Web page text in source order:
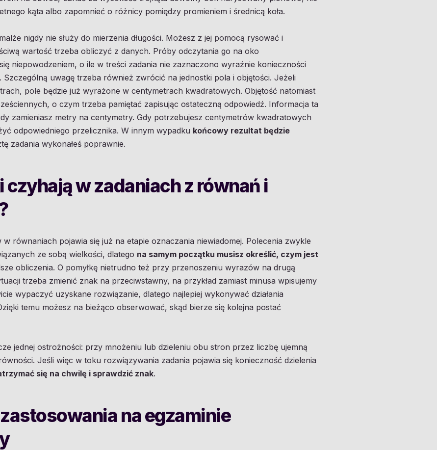
kąta albo zapomnieć o różnicy pomiędzy promieniem i średnicą koła.
nigdy nie służy do mierzenia długości. Możesz z jej pomocą rysować i
wartość trzeba obliczyć z danych. Próby odczytania go na oko
niepowodzeniem, o ile w treści zadania nie zaznaczono wyraźnie konieczności
uwagę trzeba również zwrócić na jednostki pola i objętości. Jeżeli
pole będzie już wyrażone w centymetrach kwadratowych. Objętość natomiast
o czym trzeba pamiętać zapisując ostateczną odpowiedź. Informacja ta
zamieniasz metry na centymetry. Gdy potrzebujesz centymetrów kwadratowych
odpowiedniego przelicznika. W innym wypadku końcowy rezultat będzie
zadania wykonałeś poprawnie.
czyhają w zadaniach z równań i
w równaniach pojawia się już na etapie oznaczania niewiadomej. Polecenia zwykle
ze sobą wielkości, dlatego na samym początku musisz określić, czym jest
obliczenia. O pomyłkę nietrudno też przy przenoszeniu wyrazów na drugą
trzeba zmienić znak na przeciwstawny, na przykład zamiast minusa wpisujemy
wypaczyć uzyskane rozwiązanie, dlatego najlepiej wykonywać działania
temu możesz na bieżąco obserwować, skąd bierze się kolejna postać
jednej ostrożności: przy mnożeniu lub dzieleniu obu stron przez liczbę ujemną
Jeśli więc w toku rozwiązywania zadania pojawia się konieczność dzielenia
się na chwilę i sprawdzić znak.
na egzaminie